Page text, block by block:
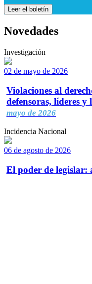
Leer el boletín
Novedades
Investigación
02 de mayo de 2026
Violaciones al
defensoras, líderes y
mayo de 2026
Incidencia Nacional
06 de agosto de 2026
El poder de legislar: